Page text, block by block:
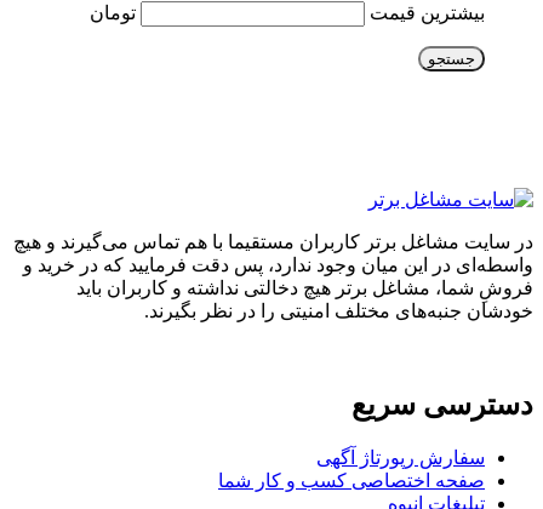
بیشترین قیمت تومان
جستجو
در سایت مشاغل برتر کاربران مستقیما با هم تماس می‌گیرند و هیچ
واسطه‌ای در این میان وجود ندارد، پس دقت فرمایید که در خرید و
فروشِ شما، مشاغل برتر هیچ دخالتی نداشته و کاربران باید
خودشان جنبه‌های مختلف امنیتی را در نظر بگیرند.
دسترسی سریع
سفارش رپورتاژ آگهی
صفحه اختصاصی کسب و کار شما
تبلیغات انبوه